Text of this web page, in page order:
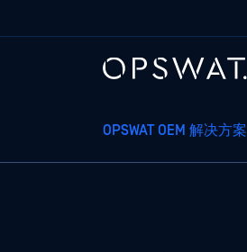
OPSWAT OEM 解决方案